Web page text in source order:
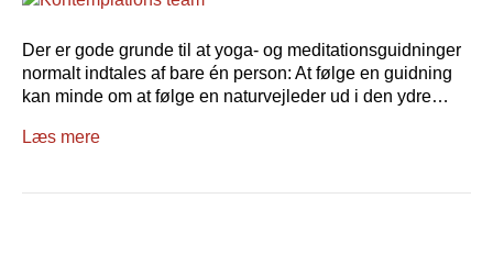
Der er gode grunde til at yoga- og meditationsguidninger
normalt indtales af bare én person: At følge en guidning
kan minde om at følge en naturvejleder ud i den ydre…
Læs mere